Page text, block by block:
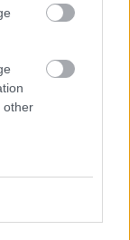
other
az Among Us
olyan kinézetű
egy csavar,
az egyik
vajból készült.
szakács szerint
olyan